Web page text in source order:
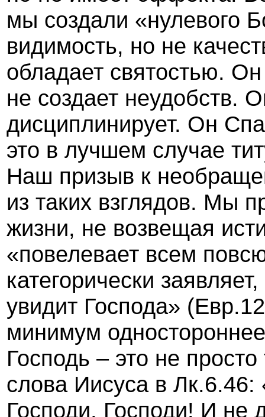
мы создали «нулевого
видимость, но не
обладает святостью.
не создает неудобств.
дисциплинирует. Он
это в лучшем случае
Наш призыв к
из таких взглядов. Мы
жизни, не возвещая
«повелевает всем
категорически
увидит Господа»
минимум
Господь – это не
слова Иисуса в
Господи, Господи! И не